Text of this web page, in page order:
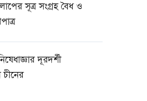
সূত্র সংগ্রহ বৈধ ও
দূরদর্শী